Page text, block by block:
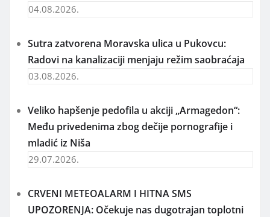
04.08.2026.
Sutra zatvorena Moravska ulica u Pukovcu:
Radovi na kanalizaciji menjaju režim saobraćaja
03.08.2026.
Veliko hapšenje pedofila u akciji „Armagedon“:
Među privedenima zbog dečije pornografije i
mladić iz Niša
29.07.2026.
CRVENI METEOALARM I HITNA SMS
UPOZORENJA: Očekuje nas dugotrajan toplotni